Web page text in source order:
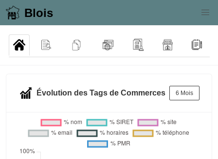
Blois
Évolution des Tags de Commerces 6 Mois